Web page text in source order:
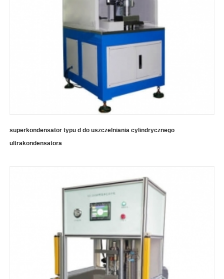
superkondensator typu d do uszczelniania cylindrycznego
ultrakondensatora